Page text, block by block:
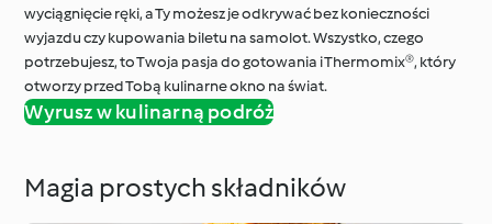
wyciągnięcie ręki, a Ty możesz je odkrywać bez konieczności
wyjazdu czy kupowania biletu na samolot. Wszystko, czego
potrzebujesz, to Twoja pasja do gotowania i Thermomix®, który
otworzy przed Tobą kulinarne okno na świat.
Wyrusz w kulinarną podróż
Magia prostych składników